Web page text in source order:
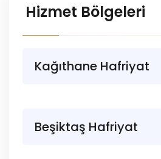
Hizmet Bölgeleri
Kağıthane Hafriyat
Beşiktaş Hafriyat